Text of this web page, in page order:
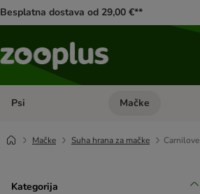
Besplatna dostava od 29,00 €**
Psi Pregled kategorija: Psi
Mačke
Mačke Suha hrana za mačke Carnilove
Kategorija